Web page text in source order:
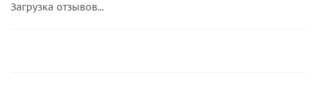
Загрузка отзывов...